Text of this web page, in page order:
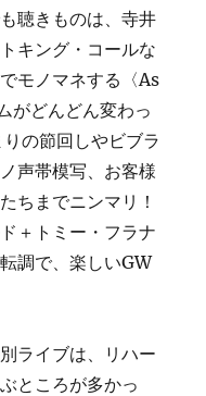
聴きものは、寺井
キング・コールな
モノマネする〈As
がどんどん変わっ
の節回しやビブラ
声帯模写、お客様
ちまでニンマリ！
＋トミー・フラナ
調で、楽しいGW
ライブは、リハー
ところが多かっ